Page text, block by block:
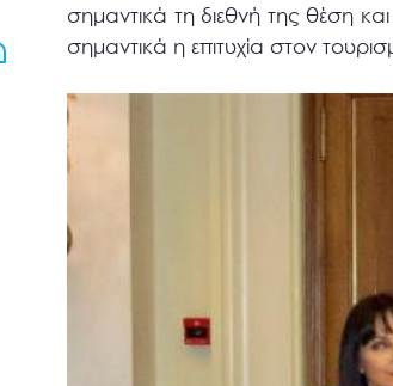
σημαντικά τη διεθνή της θέση
σημαντικά η επιτυχία στον